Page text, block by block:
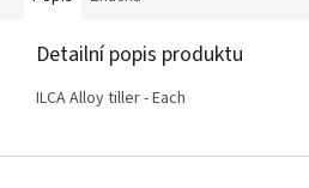
Detailní popis produktu
ILCA Alloy tiller - Each
Z